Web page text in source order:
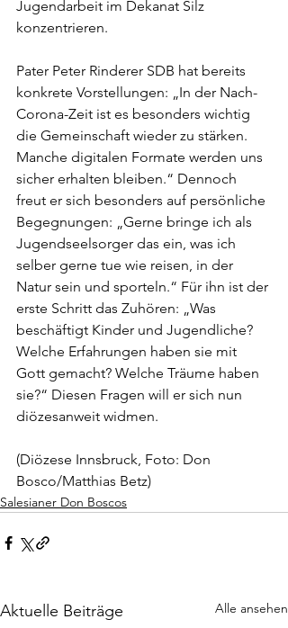
Jugendarbeit im Dekanat Silz
konzentrieren.
Pater Peter Rinderer SDB hat bereits
konkrete Vorstellungen: „In der Nach-
Corona-Zeit ist es besonders wichtig
die Gemeinschaft wieder zu stärken.
Manche digitalen Formate werden uns
sicher erhalten bleiben.“ Dennoch
freut er sich besonders auf persönliche
Begegnungen: „Gerne bringe ich als
Jugendseelsorger das ein, was ich
selber gerne tue wie reisen, in der
Natur sein und sporteln.“ Für ihn ist der
erste Schritt das Zuhören: „Was
beschäftigt Kinder und Jugendliche?
Welche Erfahrungen haben sie mit
Gott gemacht? Welche Träume haben
sie?“ Diesen Fragen will er sich nun
diözesanweit widmen.
(Diözese Innsbruck, Foto: Don
Bosco/Matthias Betz)
Salesianer Don Boscos
Aktuelle Beiträge Alle ansehen